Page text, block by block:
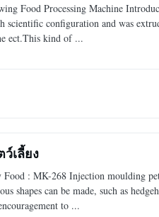
Food Processing Machine
scientific configuration and was
ect.This kind of ...
เลี้ยง
: MK-268 Injection moulding
shapes can be made, such as
to ...